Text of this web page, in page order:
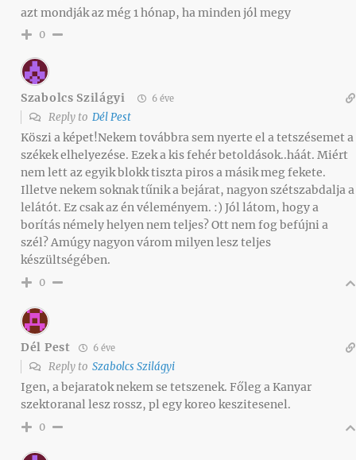
azt mondják az még 1 hónap, ha minden jól megy
0
Szabolcs Szilágyi 6 éve
Reply to Dél Pest
Köszi a képet!Nekem továbbra sem nyerte el a tetszésemet a
székek elhelyezése. Ezek a kis fehér betoldások..háát. Miért
nem lett az egyik blokk tiszta piros a másik meg fekete.
Illetve nekem soknak tűnik a bejárat, nagyon szétszabdalja a
lelátót. Ez csak az én véleményem. :) Jól látom, hogy a
borítás némely helyen nem teljes? Ott nem fog befújni a
szél? Amúgy nagyon várom milyen lesz teljes
készültségében.
0
Dél Pest 6 éve
Reply to Szabolcs Szilágyi
Igen, a bejaratok nekem se tetszenek. Főleg a Kanyar
szektoranal lesz rossz, pl egy koreo keszitesenel.
0